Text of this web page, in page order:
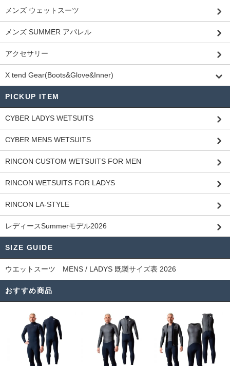
メンズ ウェットスーツ
メンズ SUMMER アパレル
アクセサリー
X tend Gear(Boots&Glove&Inner)
PICKUP ITEM
CYBER LADYS WETSUITS
CYBER MENS WETSUITS
RINCON CUSTOM WETSUITS FOR MEN
RINCON WETSUITS FOR LADYS
RINCON LA-STYLE
レディースSummerモデル2026
SIZE GUIDE
ウエットスーツ MENS / LADYS 既製サイズ表 2026
おすすめ商品